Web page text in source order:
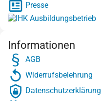
Presse
Informationen
AGB
Widerrufsbelehrung
Datenschutzerklärung